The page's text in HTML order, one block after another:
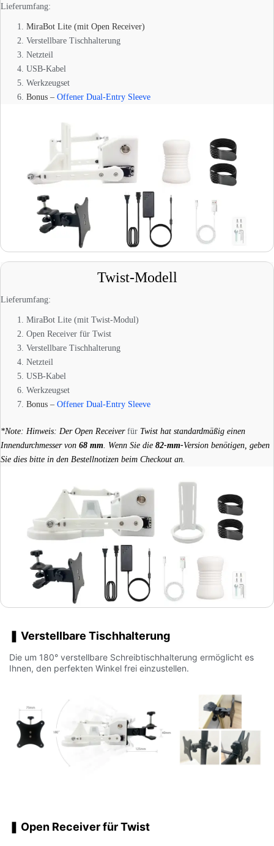
Lieferumfang:
MiraBot Lite (mit Open Receiver)
Verstellbare Tischhalterung
Netzteil
USB-Kabel
Werkzeugset
Bonus – Offener Dual-Entry Sleeve
Twist-Modell
Lieferumfang:
MiraBot Lite (mit Twist-Modul)
Open Receiver für Twist
Verstellbare Tischhalterung
Netzteil
USB-Kabel
Werkzeugset
Bonus – Offener Dual-Entry Sleeve
*Note: Hinweis: Der Open Receiver für Twist hat standardmäßig einen
Innendurchmesser von 68 mm. Wenn Sie die 82-mm-Version benötigen, geben
Sie dies bitte in den Bestellnotizen beim Checkout an.
❚ Verstellbare Tischhalterung
Die um 180° verstellbare Schreibtischhalterung ermöglicht es
Ihnen, den perfekten Winkel frei einzustellen.
❚ Open Receiver für Twist